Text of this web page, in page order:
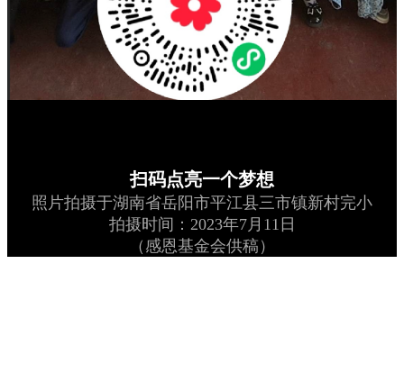
扫码点亮一个梦想
照片拍摄于湖南省岳阳市平江县三市镇新村完小
拍摄时间：2023年7月11日
（感恩基金会供稿）